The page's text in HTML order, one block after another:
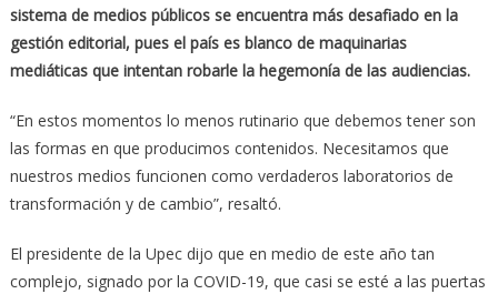
sistema de medios públicos se encuentra más desafiado en la
gestión editorial, pues el país es blanco de maquinarias
mediáticas que intentan robarle la hegemonía de las audiencias.
“En estos momentos lo menos rutinario que debemos tener son
las formas en que producimos contenidos. Necesitamos que
nuestros medios funcionen como verdaderos laboratorios de
transformación y de cambio”, resaltó.
El presidente de la Upec dijo que en medio de este año tan
complejo, signado por la COVID-19, que casi se esté a las puertas